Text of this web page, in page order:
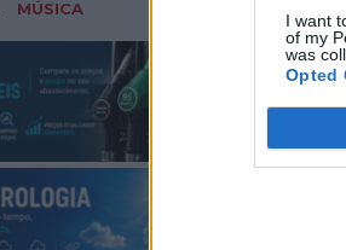
I want
of my
was
Opted
MÚSICA